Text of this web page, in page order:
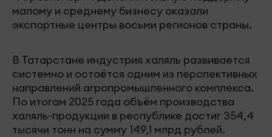
малому и среднему бизнесу оказали
экспортные центры восьми регионов страны.
В Татарстане индустрия халяль развивается
системно и остаётся одним из перспективных
направлений агропромышленного комплекса.
По итогам 2025 года объём производства
халяль-продукции в республике достиг 354,4
тысячи тонн на сумму 149,1 млрд рублей.